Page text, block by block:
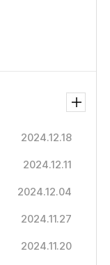
2024.12.18
2024.12.11
2024.12.04
2024.11.27
2024.11.20